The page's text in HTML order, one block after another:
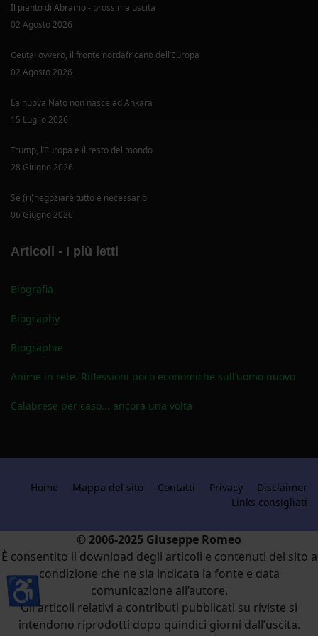
Il pianto di Abramo - prossima uscita
02 Agosto 2026
Ceuta: ovvero, il fronte nordafricano dell’Europa
02 Agosto 2026
La nuova Nato non nasce ad Ankara
15 Luglio 2026
Trump, l’Europa e il resto del mondo
28 Giugno 2026
Se (ri)negoziare tutto è necessario
06 Giugno 2026
Articoli - I più letti
Biografia
Biography
Biographie
Anime in rete. Riflessioni poco economiche sull’uomo nuovo
Calabrese per caso... ancora una volta
Home Mappa del sito Contatti Privacy
Disclaimer
Links consigliati
© 2006-2025 Giuseppe Romeo
È consentito il download degli articoli e contenuti del sito a
condizione che ne sia indicata la fonte e data
comunicazione all’autore.
Gli articoli relativi a contributi pubblicati su riviste si
intendono riprodotti dopo quindici giorni dall’uscita.